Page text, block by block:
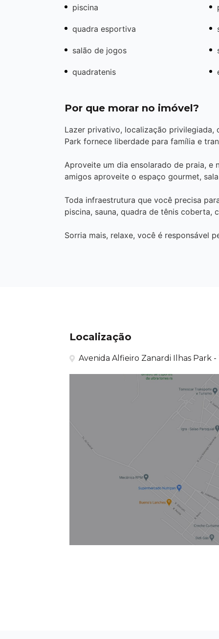
piscina
quadra esportiva
salão de jogos
quadratenis
Por que morar no imóvel?
Lazer privativo, localização privilegiada,
Park fornece liberdade para família e
Aproveite um dia ensolarado de praia, e
amigos aproveite o espaço gourmet,
Toda infraestrutura que você precisa
piscina, sauna, quadra de tênis coberta,
Sorria mais, relaxe, você é responsável
Localização
Avenida Alfieiro Zanardi Ilhas Park -